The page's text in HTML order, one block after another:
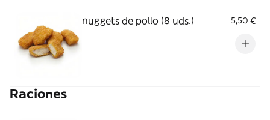
nuggets de pollo (8 uds.) 5,50 €
Raciones